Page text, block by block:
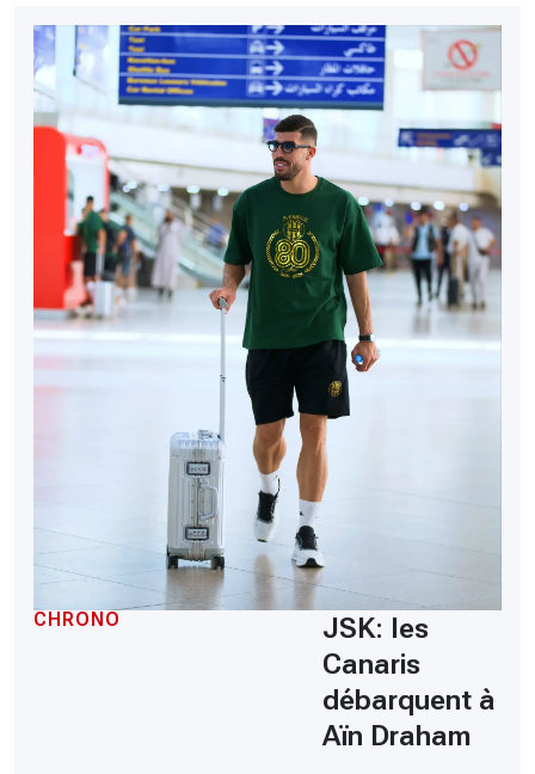
CHRONO
JSK: les
Canaris
débarquent à
Aïn Draham